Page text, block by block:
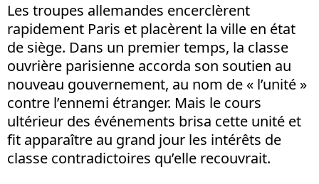
Les troupes allemandes encerclèrent
rapidement Paris et placèrent la ville en état
de siège. Dans un premier temps, la classe
ouvrière parisienne accorda son soutien au
nouveau gouvernement, au nom de « l’unité »
contre l’ennemi étranger. Mais le cours
ultérieur des événements brisa cette unité et
fit apparaître au grand jour les intérêts de
classe contradictoires qu’elle recouvrait.